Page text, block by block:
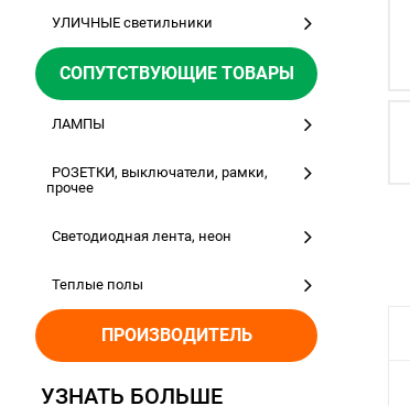
УЛИЧНЫЕ светильники
СОПУТСТВУЮЩИЕ ТОВАРЫ
ЛАМПЫ
РОЗЕТКИ, выключатели, рамки,
прочее
Светодиодная лента, неон
Теплые полы
ПРОИЗВОДИТЕЛЬ
УЗНАТЬ БОЛЬШЕ